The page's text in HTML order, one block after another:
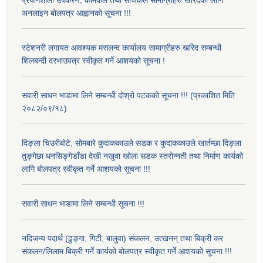
अनलाइन बोलपत्र आह्वानको सूचना !!!
स्टेशनरी लगायत आवश्यक मसलन्द कार्यालय सामाग्रीहरु खरिद सम्बन्धी
शिलबन्दी दरभाउपत्र स्वीकृत गर्ने आशयको सूचना !
सवारी साधन भाडामा लिने सम्बन्धी दोश्रो पटकको सूचना !!! (प्रकाशित मिति
२०८२/०९/१८)
दिङ्ला चिउरीबोटे, सोमबारे कुदाककाउले सडक र कुदाककाउले खार्तम्छा दिङ्ला
तुङ्गेछा धनसिङ्गेडाँडा देखी नखुवा खोला सडक स्तरोन्नती तथा निर्माण कार्यको
लागि बोलपत्र स्वीकृत गर्ने आशयको सूचना !!!
सवारी साधन भाडामा लिने सम्बन्धी सूचना !!!
नदिजन्य पदार्थ (ढुङ्गा, गिटी, बालुवा) संकलन, उत्खनन् तथा बिक्री कर
संकलन/लिलाम बिक्री गर्ने कार्यको बोलपत्र स्वीकृत गर्ने आशयको सूचना !!!